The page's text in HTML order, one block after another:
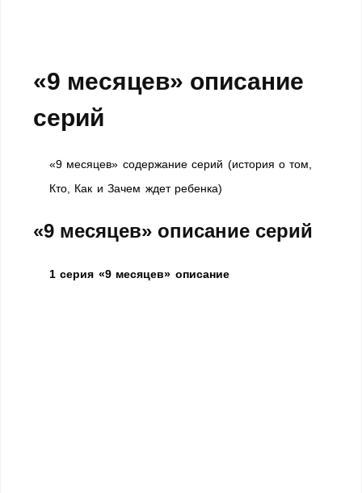
«9 месяцев» описание
серий
«9 месяцев» содержание серий (история o том,
Кто, Как и Зачем ждет ребенка)
«9 месяцев» описание серий
1 серия «9 месяцев» описание